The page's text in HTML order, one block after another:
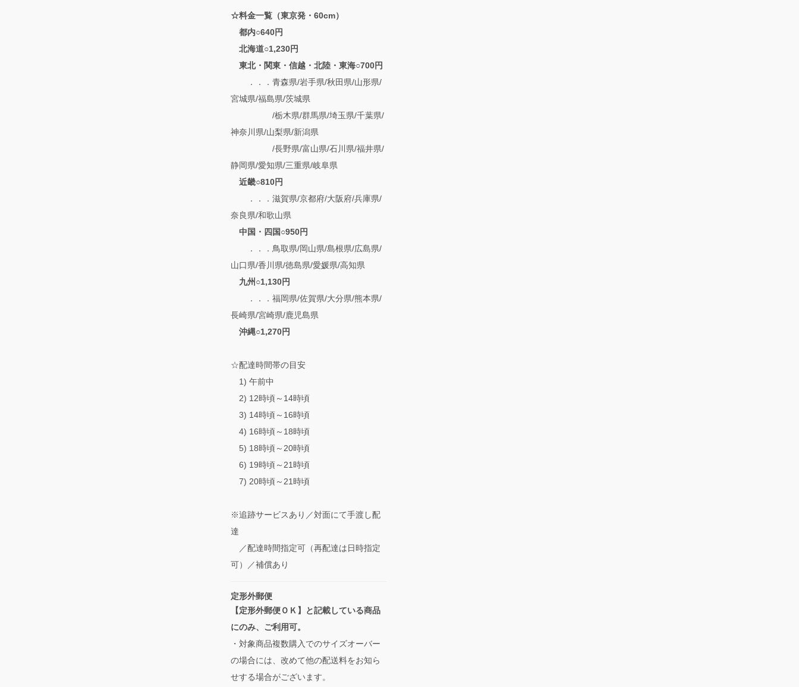
☆料金一覧（東京発・60cm）
都内○640円
北海道○1,230円
東北・関東・信越・北陸・東海○700円
．．．青森県/岩手県/秋田県/山形県/
宮城県/福島県/茨城県
/栃木県/群馬県/埼玉県/千葉県/
神奈川県/山梨県/新潟県
/長野県/富山県/石川県/福井県/
静岡県/愛知県/三重県/岐阜県
近畿○810円
．．．滋賀県/京都府/大阪府/兵庫県/
奈良県/和歌山県
中国・四国○950円
．．．鳥取県/岡山県/島根県/広島県/
山口県/香川県/徳島県/愛媛県/高知県
九州○1,130円
．．．福岡県/佐賀県/大分県/熊本県/
長崎県/宮崎県/鹿児島県
沖縄○1,270円
☆配達時間帯の目安
1) 午前中
2) 12時頃～14時頃
3) 14時頃～16時頃
4) 16時頃～18時頃
5) 18時頃～20時頃
6) 19時頃～21時頃
7) 20時頃～21時頃
※追跡サービスあり／対面にて手渡し配
達
／配達時間指定可（再配達は日時指定
可）／補償あり
定形外郵便
【定形外郵便ＯＫ】と記載している商品
にのみ、ご利用可。
・対象商品複数購入でのサイズオーバー
の場合には、改めて他の配送料をお知ら
せする場合がございます。